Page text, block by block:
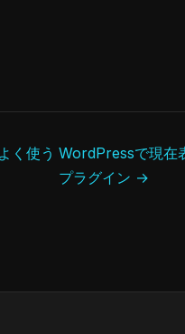
く使う WordPressで現在
プラグイン →